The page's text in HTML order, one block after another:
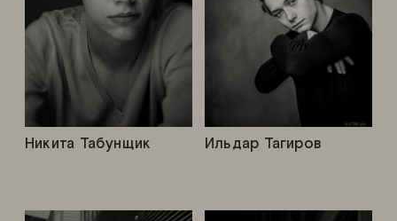
Ильдар Тагиров
Никита Табунщик